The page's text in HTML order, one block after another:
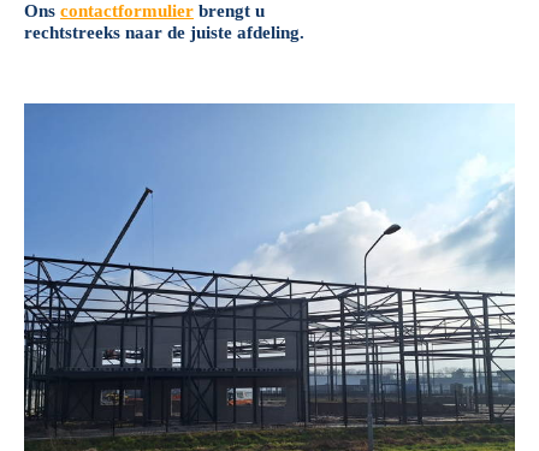
Ons contactformulier brengt u
rechtstreeks naar de juiste afdeling.